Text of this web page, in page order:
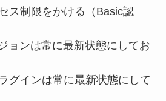
ス制限をかける（Basic認
ョンは常に最新状態にしてお
グインは常に最新状態にして